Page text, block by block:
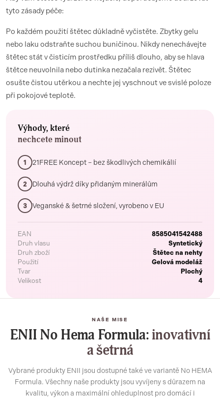
tyto zásady péče:
Po každém použití štětec důkladně vyčistěte. Zbytky gelu
nebo laku odstraňte suchou buničinou. Nikdy nenechávejte
štětec stát v čisticím prostředku příliš dlouho, aby se hlava
štětce neuvolnila nebo dutinka nezačala rezivět. Štětec
osušte čistou utěrkou a nechte jej vyschnout ve svislé poloze
při pokojové teplotě.
Výhody, které
nechcete minout
1 21FREE Koncept – bez škodlivých chemikálií
2 Dlouhá výdrž díky přidaným minerálům
3 Veganské & šetrné složení, vyrobeno v EU
EAN
8585041542488
Druh vlasu
Syntetický
Druh zboží
Štětec na nehty
Použití
Gelová modeláž
Tvar
Plochý
Velikost
4
NAŠE MISE
ENII No Hema Formula:inovativní
a šetrná
Vybrané produkty ENII jsou dostupné také ve variantě No HEMA
Formula. Všechny naše produkty jsou vyvíjeny s důrazem na
kvalitu, výkon a maximální ohleduplnost pro domácí i